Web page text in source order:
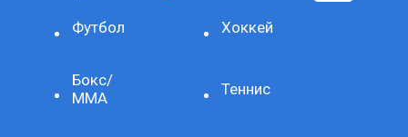
Футбол Хоккей
Бокс/
ММА
Теннис